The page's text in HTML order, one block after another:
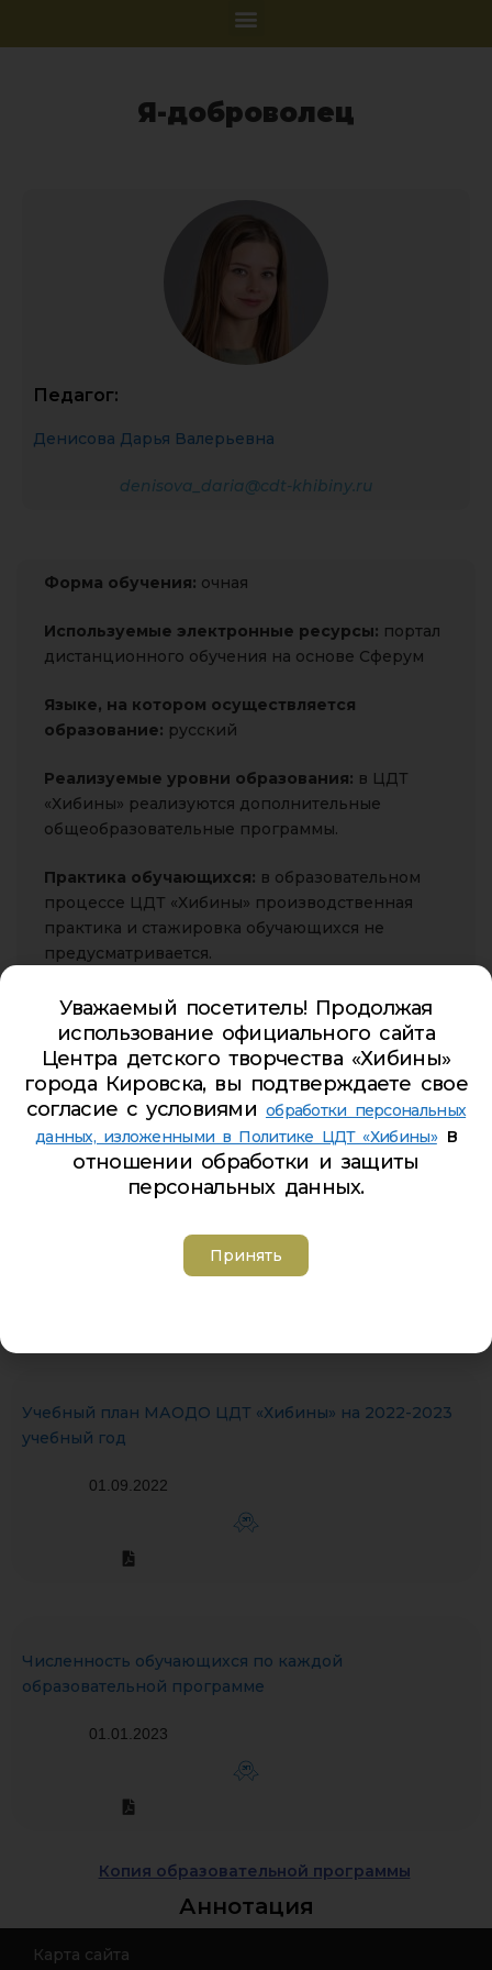
Я-доброволец
Педагог:
Денисова Дарья Валерьевна
denisova_daria@cdt-khibiny.ru
Форма обучения: очная
Используемые электронные ресурсы: портал
дистанционного обучения на основе Сферум
Языке, на котором осуществляется
образование: русский
Реализуемые уровни образования: в ЦДТ
«Хибины» реализуются дополнительные
общеобразовательные программы.
Практика обучающихся: в образовательном
процессе ЦДТ «Хибины» производственная
практика и стажировка обучающихся не
предусматривается.
Возраст:14-17 лет
Направленность:
Срок обучения:
Годовой_календарный учебный график 2022-2023
Учебный план МАОДО ЦДТ «Хибины» на 2022-2023
учебный год
01.09.2022
ЭП
Численность обучающихся по каждой
образовательной программе
01.01.2023
ЭП
Копия образовательной программы
Аннотация
Карта сайта
Уважаемый посетитель! Продолжая
использование официального сайта
Центра детского творчества «Хибины»
города Кировска, вы подтверждаете свое
согласие с условиями обработки персональных
данных, изложенными в Политике ЦДТ «Хибины»в
отношении обработки и защиты
персональных данных.
Принять